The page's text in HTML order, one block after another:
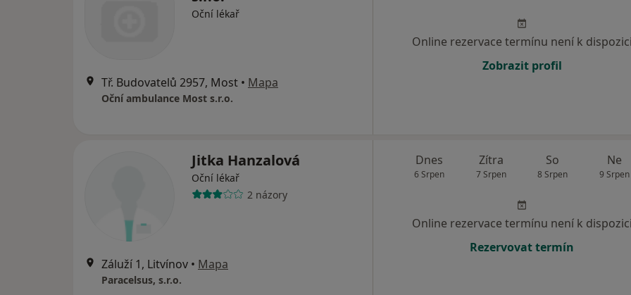
Oční lékař
Tř. Budovatelů 2957, Most • Mapa
Oční ambulance Most s.r.o.
Online rezervace termínu není k dispozici
Zobrazit profil
Jitka Hanzalová
Oční lékař
2 názory
Záluží 1, Litvínov • Mapa
Paracelsus, s.r.o.
Dnes
6 Srpen
Zítra
7 Srpen
So
8 Srpen
Ne
9 Srpen
Online rezervace termínu není k dispozici
Rezervovat termín